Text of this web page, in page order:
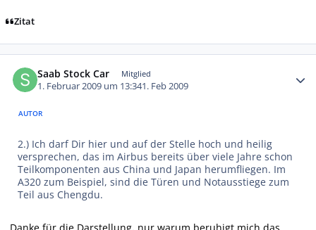
Zitat
Saab Stock Car Mitglied
1. Februar 2009 um 13:341. Feb 2009
AUTOR
2.) Ich darf Dir hier und auf der Stelle hoch und heilig
versprechen, das im Airbus bereits über viele Jahre schon
Teilkomponenten aus China und Japan herumfliegen. Im
A320 zum Beispiel, sind die Türen und Notausstiege zum
Teil aus Chengdu.